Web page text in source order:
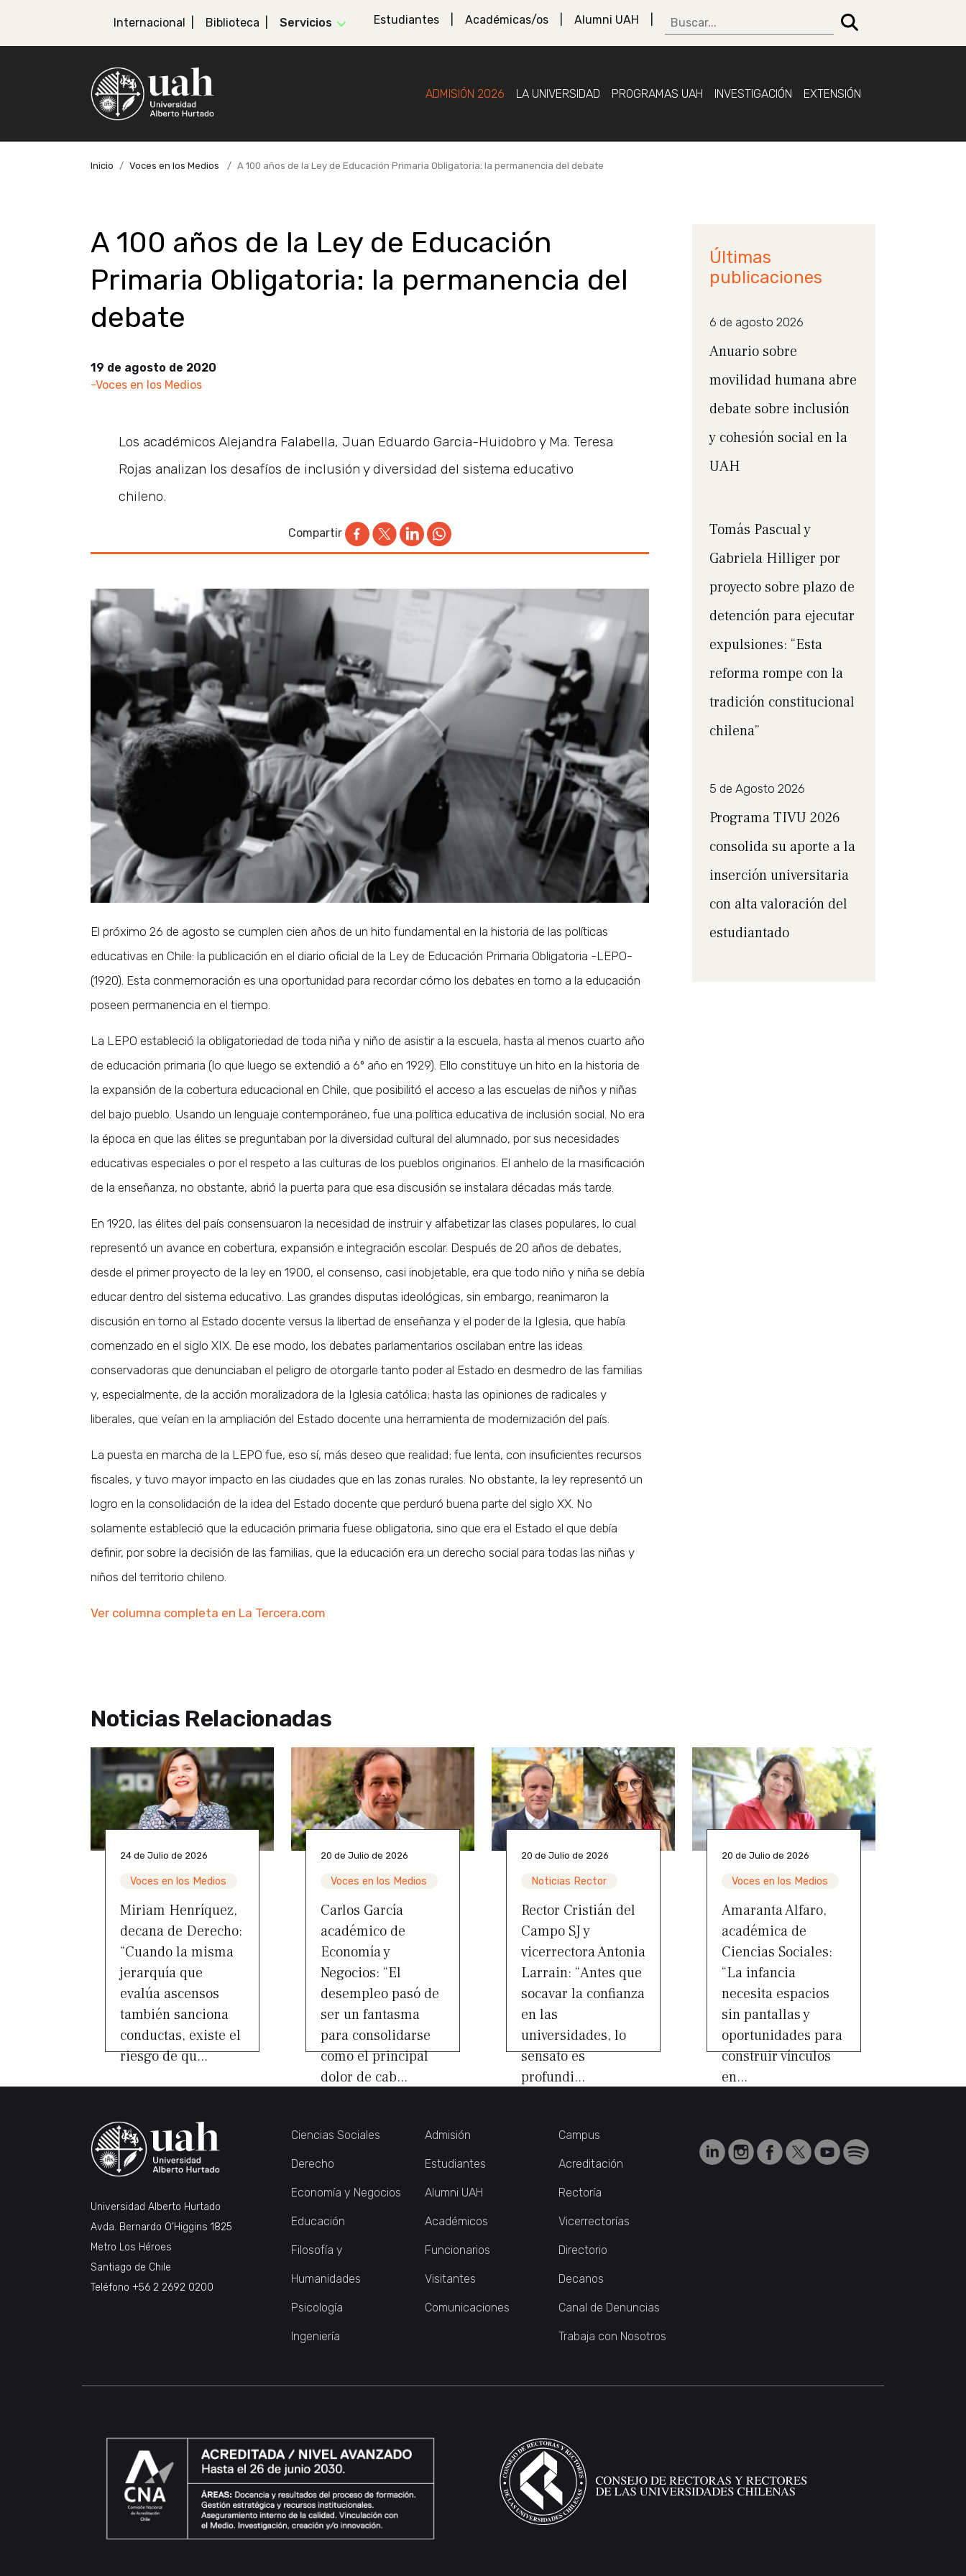
Internacional Biblioteca Servicios Estudiantes Académicas/os Alumni UAH
ADMISIÓN 2026 LA UNIVERSIDAD PROGRAMAS UAH INVESTIGACIÓN EXTENSIÓN
Inicio Voces en los Medios A 100 años de la Ley de Educación Primaria Obligatoria: la permanencia del debate
A 100 años de la Ley de Educación
Primaria Obligatoria: la permanencia del
debate
19 de agosto de 2020
-Voces en los Medios
Los académicos Alejandra Falabella, Juan Eduardo Garcia-Huidobro y Ma. Teresa
Rojas analizan los desafíos de inclusión y diversidad del sistema educativo
chileno.
Compartir
El próximo 26 de agosto se cumplen cien años de un hito fundamental en la historia de las políticas
educativas en Chile: la publicación en el diario oficial de la Ley de Educación Primaria Obligatoria -LEPO-
(1920). Esta conmemoración es una oportunidad para recordar cómo los debates en torno a la educación
poseen permanencia en el tiempo.
La LEPO estableció la obligatoriedad de toda niña y niño de asistir a la escuela, hasta al menos cuarto año
de educación primaria (lo que luego se extendió a 6º año en 1929). Ello constituye un hito en la historia de
la expansión de la cobertura educacional en Chile, que posibilitó el acceso a las escuelas de niños y niñas
del bajo pueblo. Usando un lenguaje contemporáneo, fue una política educativa de inclusión social. No era
la época en que las élites se preguntaban por la diversidad cultural del alumnado, por sus necesidades
educativas especiales o por el respeto a las culturas de los pueblos originarios. El anhelo de la masificación
de la enseñanza, no obstante, abrió la puerta para que esa discusión se instalara décadas más tarde.
En 1920, las élites del país consensuaron la necesidad de instruir y alfabetizar las clases populares, lo cual
representó un avance en cobertura, expansión e integración escolar. Después de 20 años de debates,
desde el primer proyecto de la ley en 1900, el consenso, casi inobjetable, era que todo niño y niña se debía
educar dentro del sistema educativo. Las grandes disputas ideológicas, sin embargo, reanimaron la
discusión en torno al Estado docente versus la libertad de enseñanza y el poder de la Iglesia, que había
comenzado en el siglo XIX. De ese modo, los debates parlamentarios oscilaban entre las ideas
conservadoras que denunciaban el peligro de otorgarle tanto poder al Estado en desmedro de las familias
y, especialmente, de la acción moralizadora de la Iglesia católica; hasta las opiniones de radicales y
liberales, que veían en la ampliación del Estado docente una herramienta de modernización del país.
La puesta en marcha de la LEPO fue, eso sí, más deseo que realidad; fue lenta, con insuficientes recursos
fiscales, y tuvo mayor impacto en las ciudades que en las zonas rurales. No obstante, la ley representó un
logro en la consolidación de la idea del Estado docente que perduró buena parte del siglo XX. No
solamente estableció que la educación primaria fuese obligatoria, sino que era el Estado el que debía
definir, por sobre la decisión de las familias, que la educación era un derecho social para todas las niñas y
niños del territorio chileno.
Ver columna completa en La Tercera.com
Últimas
publicaciones
6 de agosto 2026
Anuario sobre
movilidad humana abre
debate sobre inclusión
y cohesión social en la
UAH
Tomás Pascual y
Gabriela Hilliger por
proyecto sobre plazo de
detención para ejecutar
expulsiones: “Esta
reforma rompe con la
tradición constitucional
chilena”
5 de Agosto 2026
Programa TIVU 2026
consolida su aporte a la
inserción universitaria
con alta valoración del
estudiantado
Noticias Relacionadas
24 de Julio de 2026
Voces en los Medios
Miriam Henríquez,
decana de Derecho:
“Cuando la misma
jerarquía que
evalúa ascensos
también sanciona
conductas, existe el
riesgo de qu...
20 de Julio de 2026
Voces en los Medios
Carlos García
académico de
Economía y
Negocios: “El
desempleo pasó de
ser un fantasma
para consolidarse
como el principal
dolor de cab...
20 de Julio de 2026
Noticias Rector
Rector Cristián del
Campo SJ y
vicerrectora Antonia
Larrain: “Antes que
socavar la confianza
en las
universidades, lo
sensato es
profundi...
20 de Julio de 2026
Voces en los Medios
Amaranta Alfaro,
académica de
Ciencias Sociales:
“La infancia
necesita espacios
sin pantallas y
oportunidades para
construir vínculos
en...
Universidad Alberto Hurtado
Avda. Bernardo O’Higgins 1825
Metro Los Héroes
Santiago de Chile
Teléfono +56 2 2692 0200
Ciencias Sociales
Derecho
Economía y Negocios
Educación
Filosofía y
Humanidades
Psicología
Ingeniería
Admisión
Estudiantes
Alumni UAH
Académicos
Funcionarios
Visitantes
Comunicaciones
Campus
Acreditación
Rectoría
Vicerrectorías
Directorio
Decanos
Canal de Denuncias
Trabaja con Nosotros